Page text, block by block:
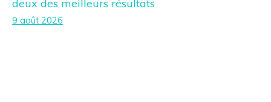
deux des meilleurs résultats
9 août 2026